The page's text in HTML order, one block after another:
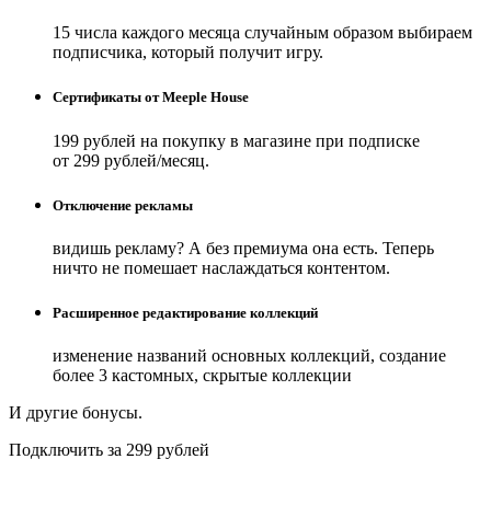
15 числа каждого месяца случайным образом выбираем
подписчика, который получит игру.
Сертификаты от Meeple House
199 рублей на покупку в магазине при подписке
от 299 рублей/месяц.
Отключение рекламы
видишь рекламу? А без премиума она есть. Теперь
ничто не помешает наслаждаться контентом.
Расширенное редактирование коллекций
изменение названий основных коллекций, создание
более 3 кастомных, скрытые коллекции
И другие бонусы.
Подключить за 299 рублей